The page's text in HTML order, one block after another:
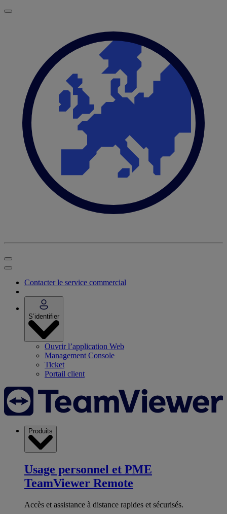
Contacter le service commercial
S’identifier
Ouvrir l’application Web
Management Console
Ticket
Portail client
Produits
Usage personnel et PME
TeamViewer Remote
Accès et assistance à distance rapides et sécurisés.